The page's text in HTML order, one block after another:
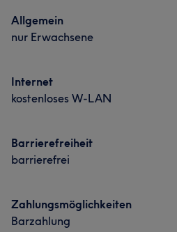
Allgemein
nur Erwachsene
Internet
kostenloses W-LAN
Barrierefreiheit
barrierefrei
Zahlungsmöglichkeiten
Barzahlung